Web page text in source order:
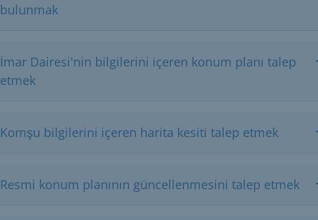
bulunmak
İmar Dairesi'nin bilgilerini içeren konum planı talep
etmek
Komşu bilgilerini içeren harita kesiti talep etmek
Resmi konum planının güncellenmesini talep etmek